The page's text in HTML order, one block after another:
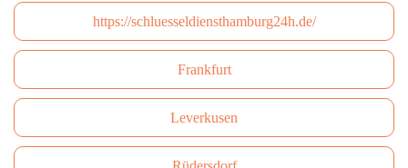
https://schluesseldiensthamburg24h.de/
Frankfurt
Leverkusen